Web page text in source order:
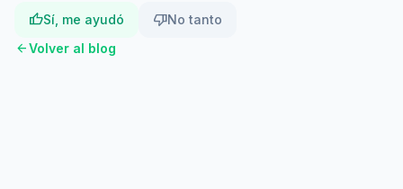
thumb_upSí, me ayudó thumb_downNo tanto
arrow_backVolver al blog